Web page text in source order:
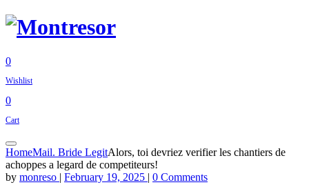
0
Wishlist
0
Cart
HomeMail. Bride LegitAlors, toi devriez verifier les chantiers de
achoppes a legard de competiteurs!
by monreso | February 19, 2025 | 0 Comments